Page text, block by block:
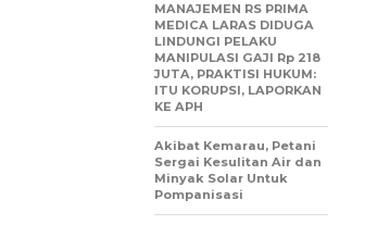
MANAJEMEN RS PRIMA
MEDICA LARAS DIDUGA
LINDUNGI PELAKU
MANIPULASI GAJI Rp 218
JUTA, PRAKTISI HUKUM:
ITU KORUPSI, LAPORKAN
KE APH
Akibat Kemarau, Petani
Sergai Kesulitan Air dan
Minyak Solar Untuk
Pompanisasi